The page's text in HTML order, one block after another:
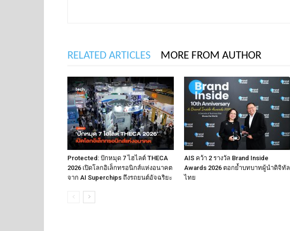
RELATED ARTICLES MORE FROM AUTHOR
Protected: ปักหมุด 7 ไฮไลต์ THECA
2026 เปิดโลกอิเล็กทรอนิกส์แห่งอนาคต
จาก AI Superchips ถึงรถยนต์อัจฉริยะ
AIS คว้า 2 รางวัล Brand Inside
Awards 2026 ตอกย้ำบทบาทผู้นำดิจิทัล
ไทย